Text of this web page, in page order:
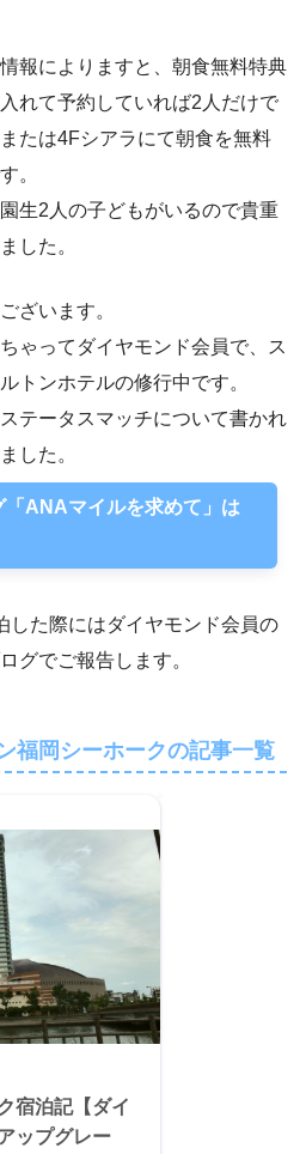
報によりますと、朝食無料特典
れて予約していれば2人だけで
たは4Fシアラにて朝食を無料
。
生2人の子どもがいるので貴重
した。
ざいます。
ゃってダイヤモンド会員で、ス
トンホテルの修行中です。
テータスマッチについて書かれ
した。
「ANAマイルを求めて」は
した際にはダイヤモンド会員の
グでご報告します。
福岡シーホークの記事一覧
宿泊記【ダイ
ップグレー